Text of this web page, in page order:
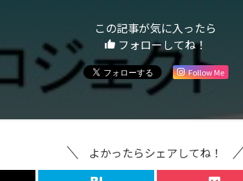
この記事が気に入ったら
フォローしてね！
Follow Me
よかったらシェアしてね！